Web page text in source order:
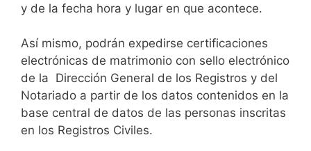
y de la fecha hora y lugar en que acontece.
Así mismo, podrán expedirse certificaciones
electrónicas de matrimonio con sello electrónico
de la Dirección General de los Registros y del
Notariado a partir de los datos contenidos en la
base central de datos de las personas inscritas
en los Registros Civiles.